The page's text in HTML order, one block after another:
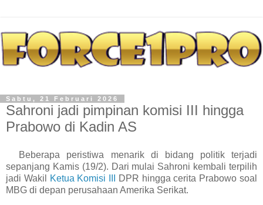
Sabtu, 21 Februari 2026
Sahroni jadi pimpinan komisi III hingga
Prabowo di Kadin AS
Beberapa peristiwa menarik di bidang politik terjadi
sepanjang Kamis (19/2). Dari mulai Sahroni kembali terpilih
jadi Wakil
Ketua Komisi III
DPR hingga cerita Prabowo soal
MBG di depan perusahaan Amerika Serikat.